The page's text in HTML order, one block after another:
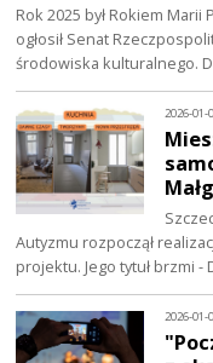
Rok 2025 był Rokiem
ogłosił Senat
środowiska kulturalnego.
2026-01-
Autyzmu rozpoczął
projektu. Jego tytuł brzmi
2026-01-